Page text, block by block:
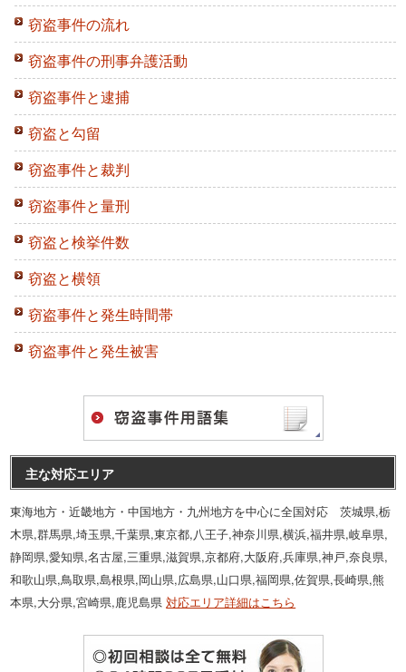
窃盗事件の流れ
窃盗事件の刑事弁護活動
窃盗事件と逮捕
窃盗と勾留
窃盗事件と裁判
窃盗事件と量刑
窃盗と検挙件数
窃盗と横領
窃盗事件と発生時間帯
窃盗事件と発生被害
主な対応エリア
東海地方・近畿地方・中国地方・九州地方を中心に全国対応 茨城県,栃
木県,群馬県,埼玉県,千葉県,東京都,八王子,神奈川県,横浜,福井県,岐阜県,
静岡県,愛知県,名古屋,三重県,滋賀県,京都府,大阪府,兵庫県,神戸,奈良県,
和歌山県,鳥取県,島根県,岡山県,広島県,山口県,福岡県,佐賀県,長崎県,熊
本県,大分県,宮崎県,鹿児島県対応エリア詳細はこちら